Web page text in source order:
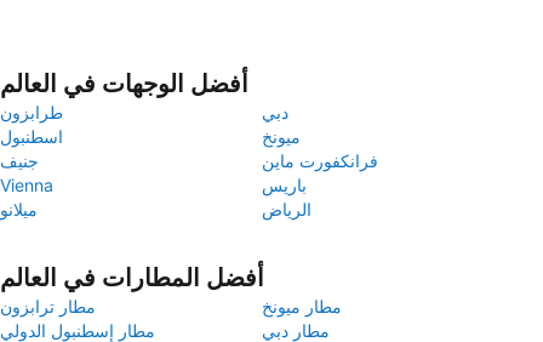
أفضل الوجهات في العالم
طرابزون
دبي
اسطنبول
ميونخ
جنيف
فرانكفورت ماين
Vienna
باريس
ميلانو
الرياض
أفضل المطارات في العالم
مطار ترابزون
مطار ميونخ
مطار إسطنبول الدولي
مطار دبي